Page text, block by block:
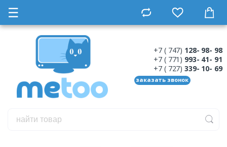
☰
+7 ( 747) 128- 98- 98
+7 ( 771) 993- 41- 91
+7 ( 727) 339- 10- 69
заказать звонок